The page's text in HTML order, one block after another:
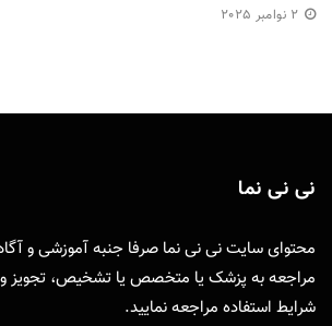
2 نوامبر 2025
نی نی نما
محتوای سایت نی نی نما صرفا جنبه آموزشی و
مراجعه به پزشک یا متخصص یا تشخیص، تجویز و
شرایط استفاده مراجعه نمایید.